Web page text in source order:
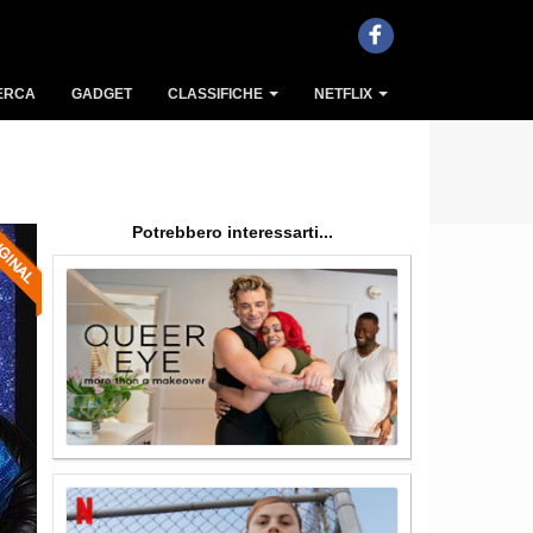
GADGET CLASSIFICHE NETFLIX
Potrebbero interessarti...